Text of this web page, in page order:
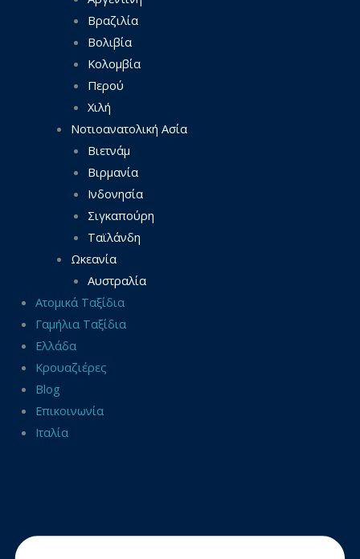
Βραζιλία
Βολιβία
Κολομβία
Περού
Χιλή
Νοτιοανατολική Ασία
Βιετνάμ
Βιρμανία
Ινδονησία
Σιγκαπούρη
Ταϊλάνδη
Ωκεανία
Αυστραλία
Ατομικά Ταξίδια
Γαμήλια Ταξίδια
Ελλάδα
Κρουαζιέρες
Blog
Επικοινωνία
Ιταλία